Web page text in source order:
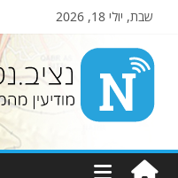
שבת, יולי 18, 2026
Nziv.net
מודיעין
מהמקורות